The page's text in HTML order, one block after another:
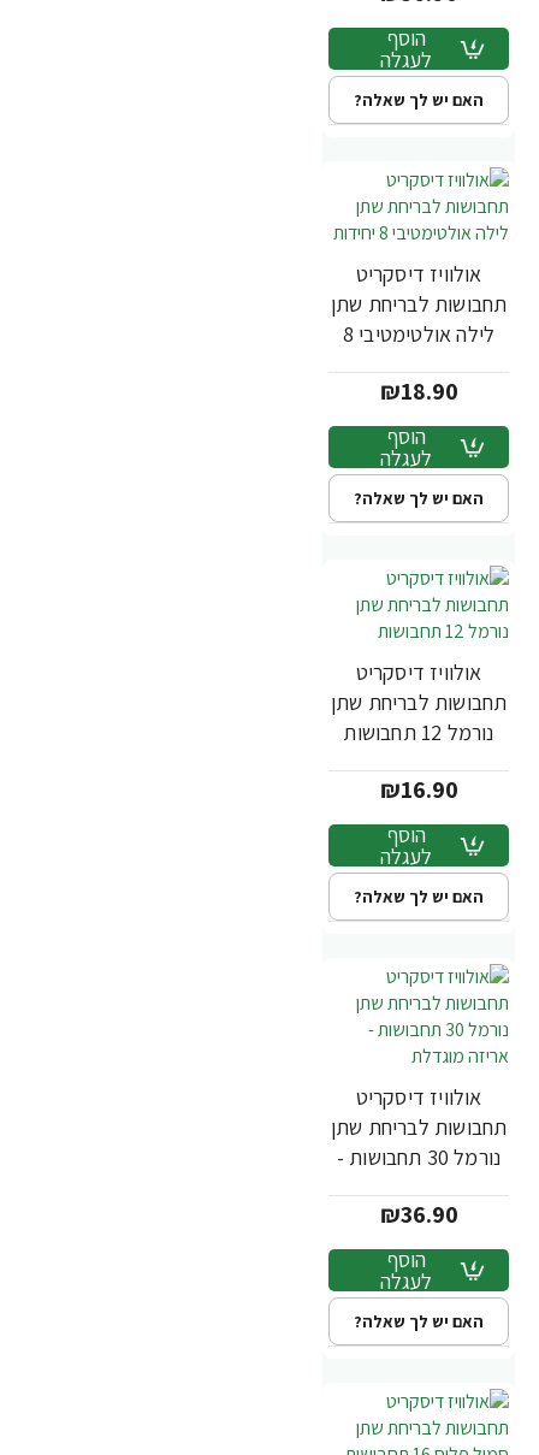
הוסף
לעגלה
האם יש לך שאלה?
אולוויז דיסקריט
תחבושות לבריחת שתן
לילה אולטימטיבי 8
₪18.90
הוסף
לעגלה
האם יש לך שאלה?
אולוויז דיסקריט
תחבושות לבריחת שתן
נורמל 12 תחבושות
₪16.90
הוסף
לעגלה
האם יש לך שאלה?
אולוויז דיסקריט
תחבושות לבריחת שתן
נורמל 30 תחבושות -
₪36.90
הוסף
לעגלה
האם יש לך שאלה?